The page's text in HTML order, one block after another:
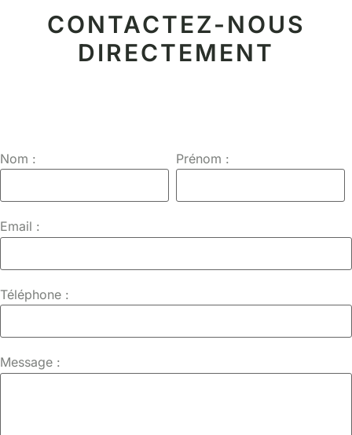
CONTACTEZ-NOUS
DIRECTEMENT
Nom : Prénom :
Email :
Téléphone :
Message :